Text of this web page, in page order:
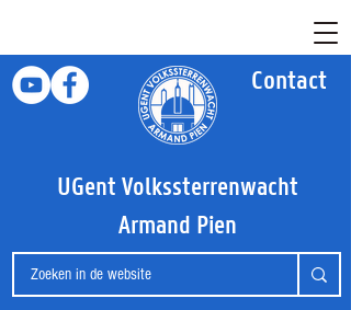
Contact
UGent Volkssterrenwacht
Armand Pien